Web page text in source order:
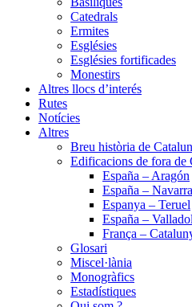
Catedrals
Ermites
Esglésies
Esglésies fortificades
Monestirs
Altres llocs d’interés
Rutes
Notícies
Altres
Breu història de
Edificacions de fora de
España – Aragón
España – Navarra
Espanya – Teruel
España –
França –
Glosari
Miscel·lània
Monogràfics
Estadístiques